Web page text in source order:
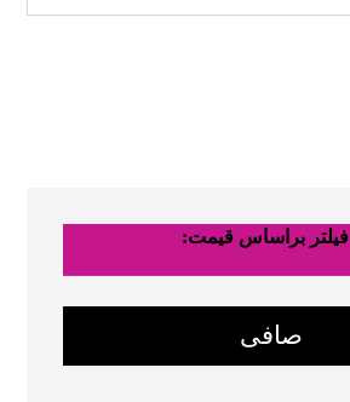
فیلتر براساس قیمت:
صافی